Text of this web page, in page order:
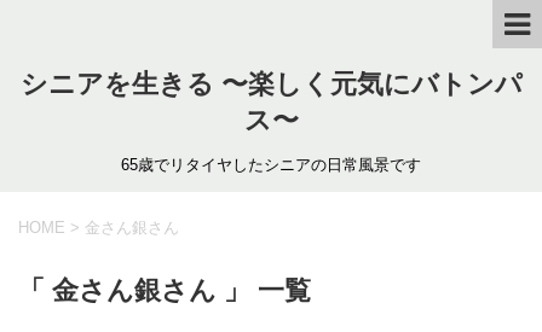
シニアを生きる 〜楽しく元気にバトンパ
ス〜
65歳でリタイヤしたシニアの日常風景です
HOME > 金さん銀さん
「 金さん銀さん 」 一覧